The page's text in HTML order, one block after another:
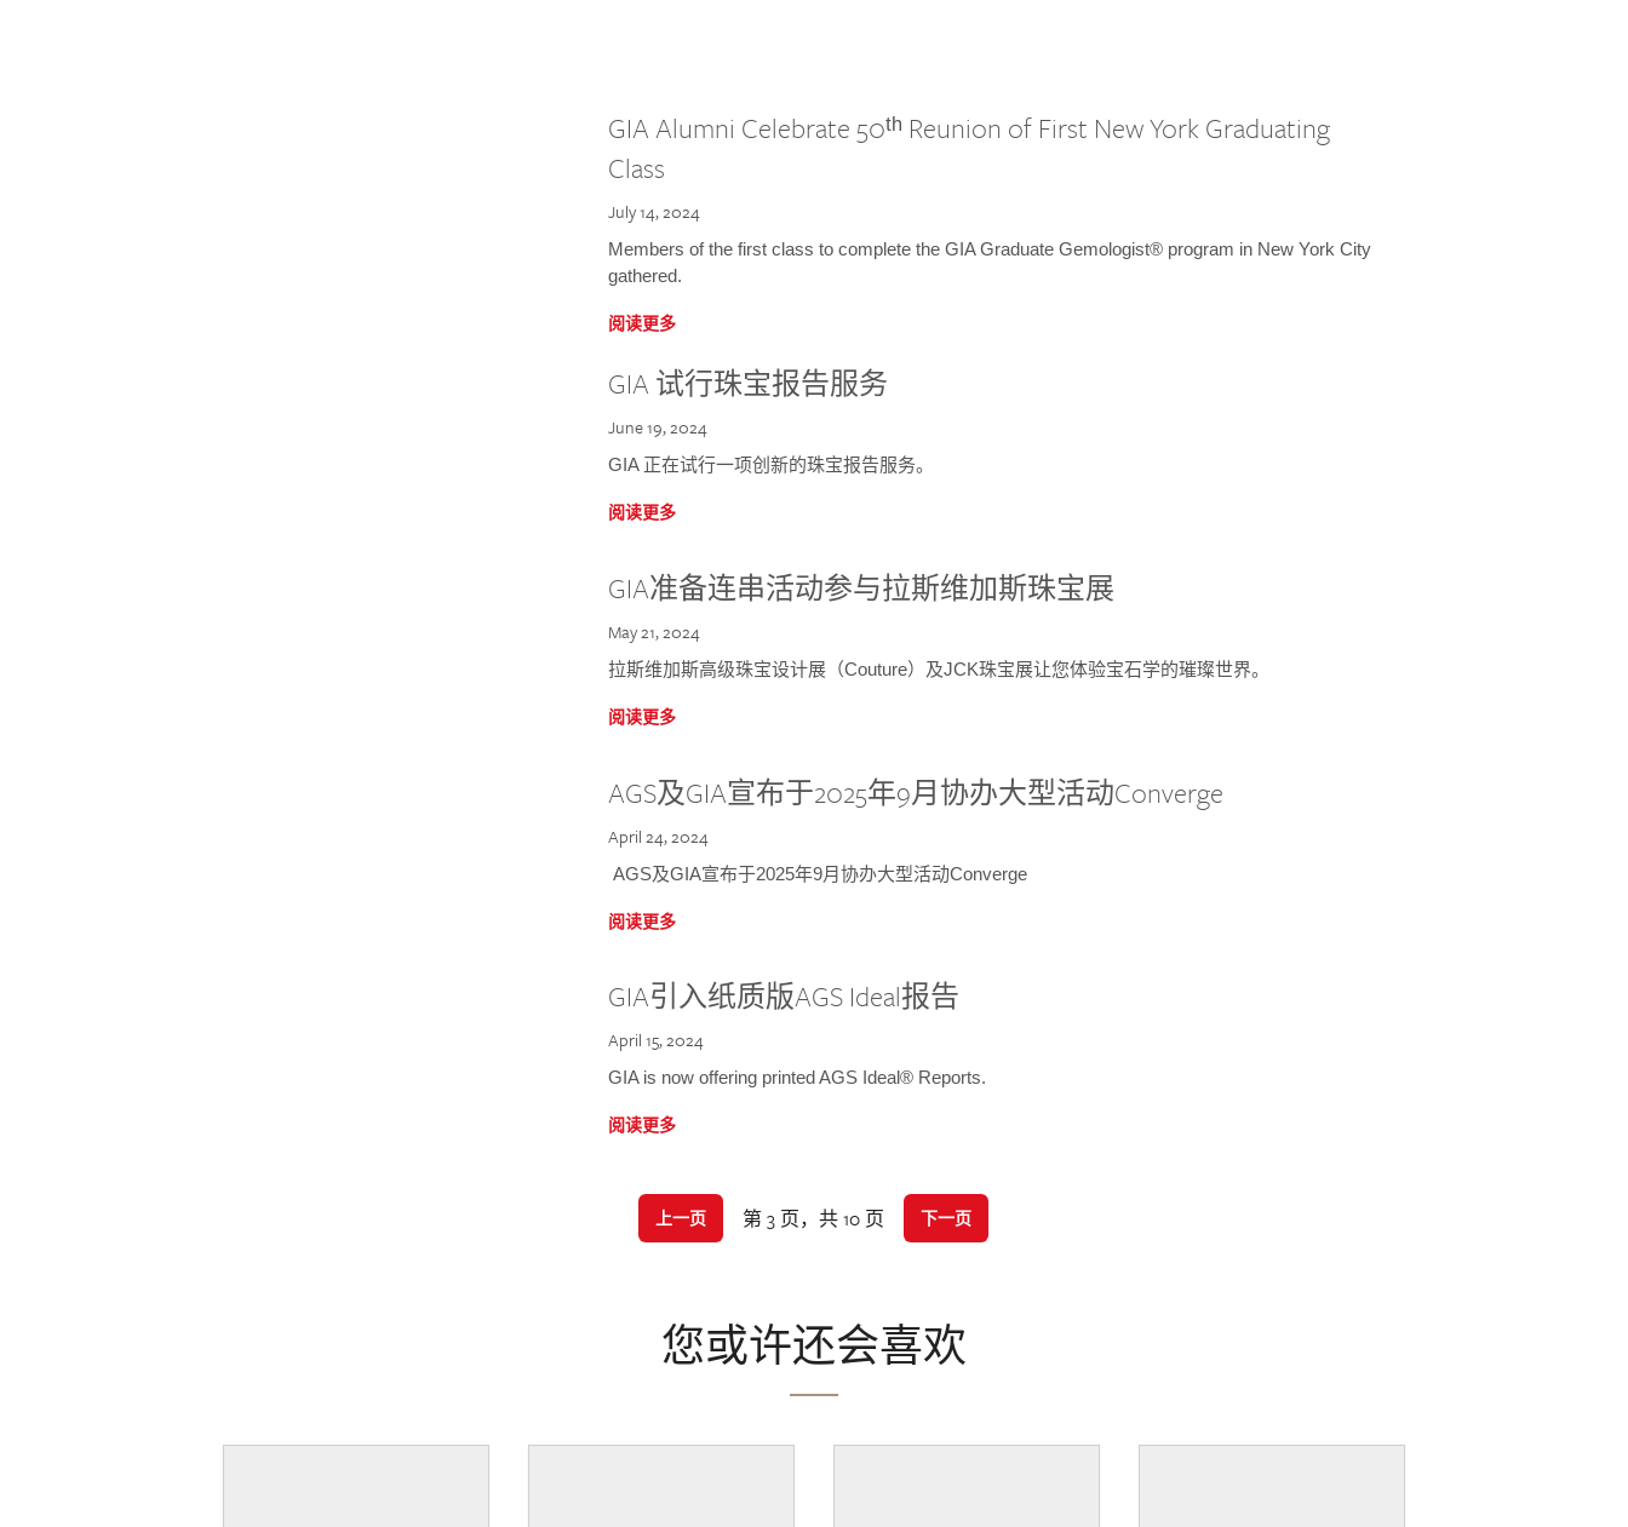
GIA Alumni Celebrate 50ᵗʰ Reunion of First New York Graduating
Class
July 14, 2024
Members of the first class to complete the GIA Graduate Gemologist® program in New York City
gathered.
阅读更多
GIA 试行珠宝报告服务
June 19, 2024
GIA 正在试行一项创新的珠宝报告服务。
阅读更多
GIA准备连串活动参与拉斯维加斯珠宝展
May 21, 2024
拉斯维加斯高级珠宝设计展（Couture）及JCK珠宝展让您体验宝石学的璀璨世界。
阅读更多
AGS及GIA宣布于2025年9月协办大型活动Converge
April 24, 2024
AGS及GIA宣布于2025年9月协办大型活动Converge
阅读更多
GIA引入纸质版AGS Ideal报告
April 15, 2024
GIA is now offering printed AGS Ideal® Reports.
阅读更多
上一页 第 3 页，共 10 页 下一页
您或许还会喜欢